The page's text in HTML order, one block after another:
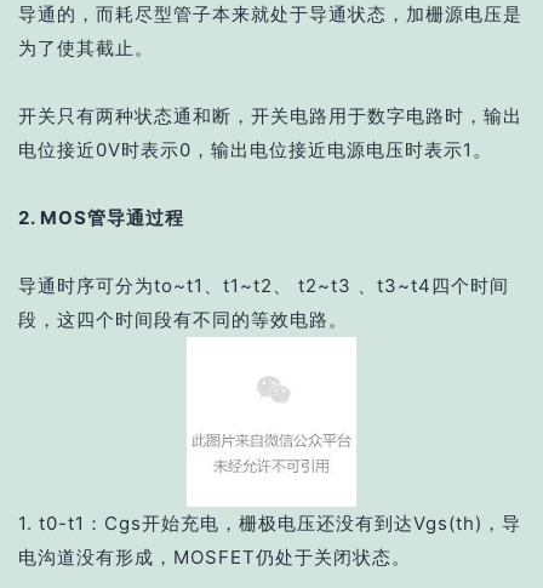
导通的，而耗尽型管子本来就处于导通状态，加栅源电压是
为了使其截止。
开关只有两种状态通和断， 开关电路用于数字电路时，输出
电位接近0V时表示0，输出电位接近电源电压时表示1。
2. MOS管导通过程
导通时序可分为to~t1、t1~t2、 t2~t3 、t3~t4四个时间
段，这四个时间段有不同的等效电路。
1. t0-t1：Cgs开始充电，栅极电压还没有到达Vgs(th) ，导
电沟道没有形成，MOSFET仍处于关闭状态。